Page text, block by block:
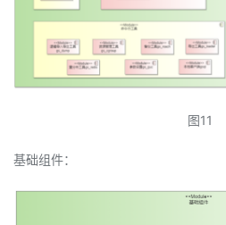
图11
基础组件：